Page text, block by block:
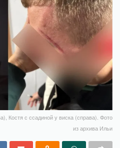
Костя с ссадиной у виска (справа). Фото
из архива Ильи